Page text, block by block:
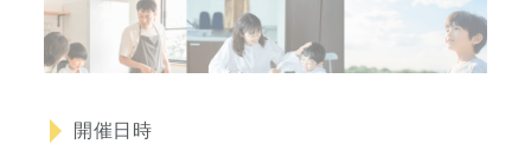
開催日時